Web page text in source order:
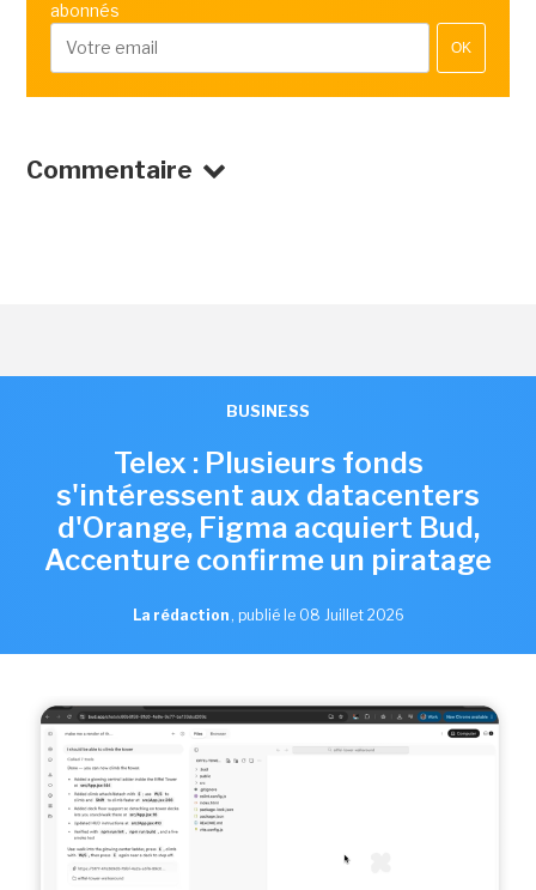
abonnés
OK
Commentaire
BUSINESS
Telex : Plusieurs fonds
s'intéressent aux datacenters
d'Orange, Figma acquiert Bud,
Accenture confirme un piratage
La rédaction , publié le 08 Juillet 2026